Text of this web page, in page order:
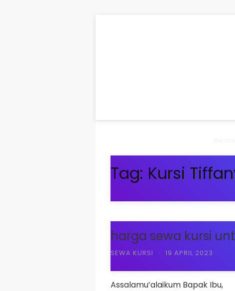
Tag: Kursi
harga sewa kursi
SEWA KURSI · 19 APRIL 2023
Assalamu’alaikum Bapak Ibu,